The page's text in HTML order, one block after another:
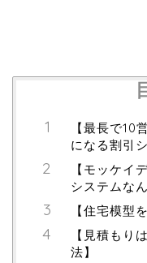
【最長で10
になる割引
【モッケイ
システムな
【住宅模型
【見積もり
法】